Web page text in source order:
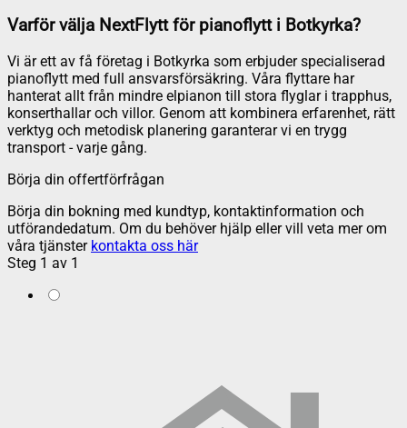
Varför välja NextFlytt för pianoflytt i Botkyrka?
Vi är ett av få företag i Botkyrka som erbjuder specialiserad
pianoflytt med full ansvarsförsäkring. Våra flyttare har
hanterat allt från mindre elpianon till stora flyglar i trapphus,
konserthallar och villor. Genom att kombinera erfarenhet, rätt
verktyg och metodisk planering garanterar vi en trygg
transport - varje gång.
Börja din offertförfrågan
Börja din bokning med kundtyp, kontaktinformation och
utförandedatum. Om du behöver hjälp eller vill veta mer om
våra tjänster kontakta oss här
Steg 1 av 1